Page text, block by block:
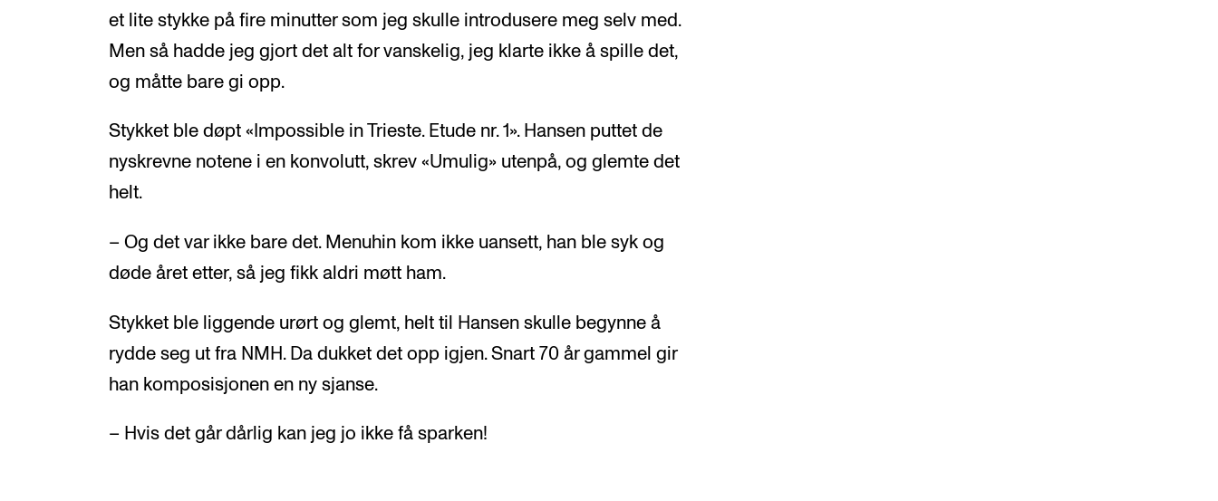
et lite stykke på fire minutter som jeg skulle introdusere meg selv med.
Men så hadde jeg gjort det alt for vanskelig, jeg klarte ikke å spille det,
og måtte bare gi opp.
Stykket ble døpt «Impossible in Trieste. Etude nr. 1». Hansen puttet de
nyskrevne notene i en konvolutt, skrev «Umulig» utenpå, og glemte det
helt.
– Og det var ikke bare det. Menuhin kom ikke uansett, han ble syk og
døde året etter, så jeg fikk aldri møtt ham.
Stykket ble liggende urørt og glemt, helt til Hansen skulle begynne å
rydde seg ut fra NMH. Da dukket det opp igjen. Snart 70 år gammel gir
han komposisjonen en ny sjanse.
– Hvis det går dårlig kan jeg jo ikke få sparken!